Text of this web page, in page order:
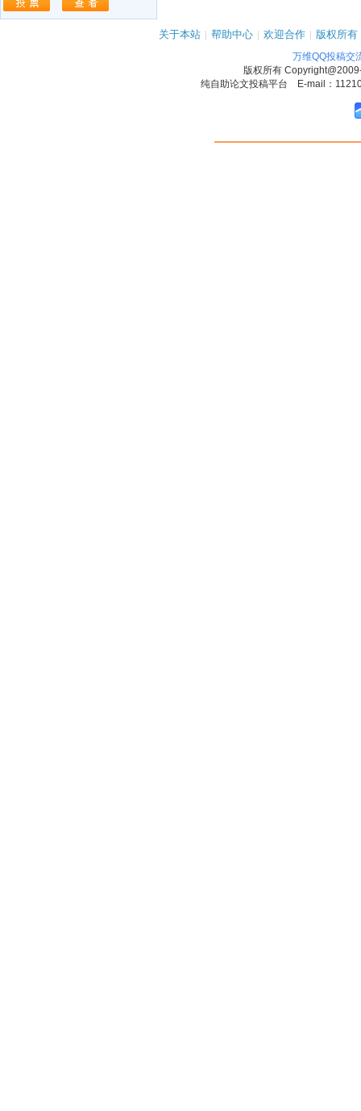
关于本站 | 帮助中心 | 欢迎合作 | 版权所有
万维QQ投稿交
版权所有
纯自助论文投稿平台 E-mail：